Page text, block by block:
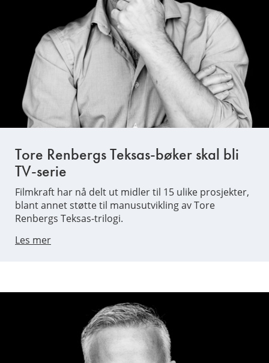
Tore Renbergs Teksas-bøker skal bli
TV-serie
Filmkraft har nå delt ut midler til 15 ulike prosjekter,
blant annet støtte til manusutvikling av Tore
Renbergs Teksas-trilogi.
Les mer